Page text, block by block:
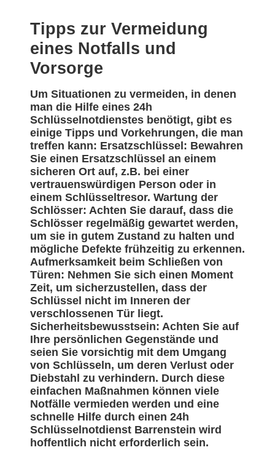
Tipps zur Vermeidung
eines Notfalls und
Vorsorge
Um Situationen zu vermeiden, in denen
man die Hilfe eines 24h
Schlüsselnotdienstes benötigt, gibt es
einige Tipps und Vorkehrungen, die man
treffen kann: Ersatzschlüssel: Bewahren
Sie einen Ersatzschlüssel an einem
sicheren Ort auf, z.B. bei einer
vertrauenswürdigen Person oder in
einem Schlüsseltresor. Wartung der
Schlösser: Achten Sie darauf, dass die
Schlösser regelmäßig gewartet werden,
um sie in gutem Zustand zu halten und
mögliche Defekte frühzeitig zu erkennen.
Aufmerksamkeit beim Schließen von
Türen: Nehmen Sie sich einen Moment
Zeit, um sicherzustellen, dass der
Schlüssel nicht im Inneren der
verschlossenen Tür liegt.
Sicherheitsbewusstsein: Achten Sie auf
Ihre persönlichen Gegenstände und
seien Sie vorsichtig mit dem Umgang
von Schlüsseln, um deren Verlust oder
Diebstahl zu verhindern. Durch diese
einfachen Maßnahmen können viele
Notfälle vermieden werden und eine
schnelle Hilfe durch einen 24h
Schlüsselnotdienst Barrenstein wird
hoffentlich nicht erforderlich sein.